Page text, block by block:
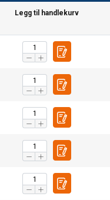
Legg til handlekurv